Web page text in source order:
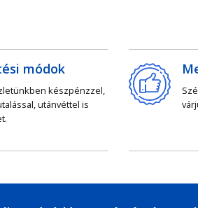
módok
készpénzzel,
utánvéttel is